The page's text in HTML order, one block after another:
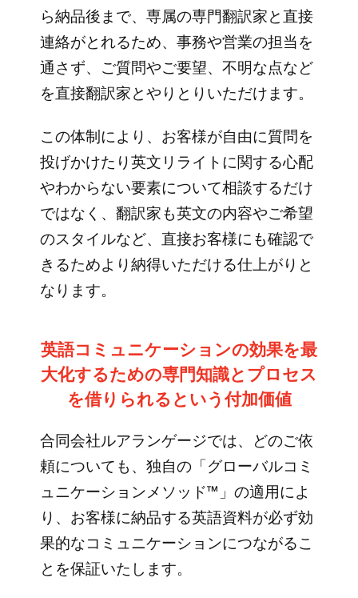
ら納品後まで、専属の専門翻訳家と直接
連絡がとれるため、事務や営業の担当を
通さず、ご質問やご要望、不明な点など
を直接翻訳家とやりとりいただけます。
この体制により、お客様が自由に質問を
投げかけたり英文リライトに関する心配
やわからない要素について相談するだけ
ではなく、翻訳家も英文の内容やご希望
のスタイルなど、直接お客様にも確認で
きるためより納得いただける仕上がりと
なります。
英語コミュニケーションの効果を最
大化するための専門知識とプロセス
を借りられるという付加価値
合同会社ルアランゲージでは、どのご依
頼についても、独自の「グローバルコミ
ュニケーションメソッド™」の適用によ
り、お客様に納品する英語資料が必ず効
果的なコミュニケーションにつながるこ
とを保証いたします。